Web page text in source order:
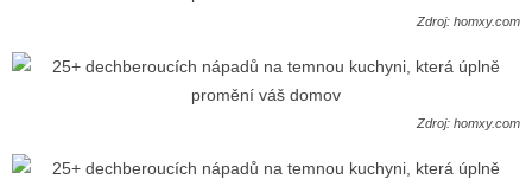
Zdroj: homxy.com
Zdroj: homxy.com